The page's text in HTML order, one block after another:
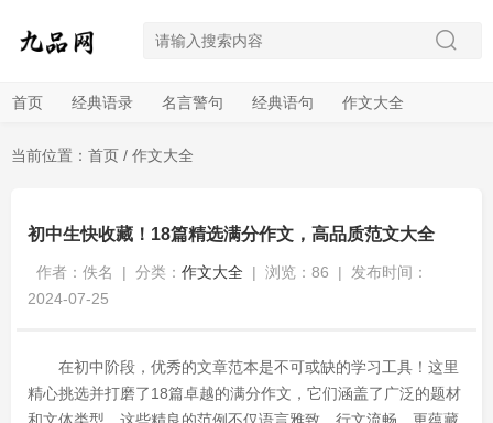
首页 经典语录 名言警句 经典语句 作文大全
当前位置： 首页 / 作文大全
初中生快收藏！18篇精选满分作文，高品质范文大全
作者：佚名 | 分类： 作文大全 | 浏览：86 |
发布时间：
2024-07-25
在初中阶段，优秀的文章范本是不可或缺的学习工具！这里
精心挑选并打磨了18篇卓越的满分作文，它们涵盖了广泛的题材